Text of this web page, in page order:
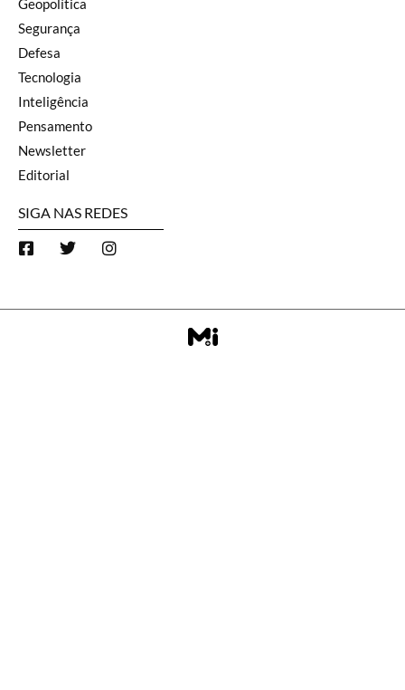
Geopolítica
Segurança
Defesa
Tecnologia
Inteligência
Pensamento
Newsletter
Editorial
SIGA NAS REDES